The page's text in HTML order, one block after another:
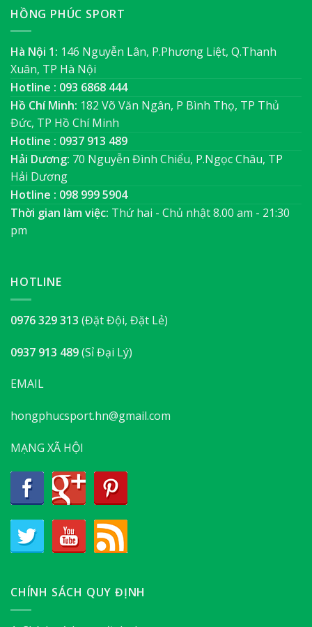
HỒNG PHÚC SPORT
Hà Nội 1: 146 Nguyễn Lân, P.Phương Liệt, Q.Thanh
Xuân, TP Hà Nội
Hotline : 093 6868 444
Hồ Chí Minh: 182 Võ Văn Ngân, P Bình Thọ, TP Thủ
Đức, TP Hồ Chí Minh
Hotline : 0937 913 489
Hải Dương: 70 Nguyễn Đình Chiểu, P.Ngọc Châu, TP
Hải Dương
Hotline : 098 999 5904
Thời gian làm việc: Thứ hai - Chủ nhật 8.00 am - 21:30
pm
HOTLINE
0976 329 313 (Đặt Đội, Đặt Lẻ)
0937 913 489(Sỉ Đại Lý)
EMAIL
hongphucsport.hn@gmail.com
MẠNG XÃ HỘI
CHÍNH SÁCH QUY ĐỊNH